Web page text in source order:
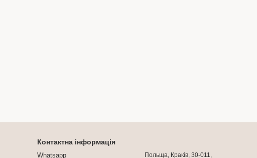
Контактна інформація
Whatsapp Польща, Краків, 30-011,